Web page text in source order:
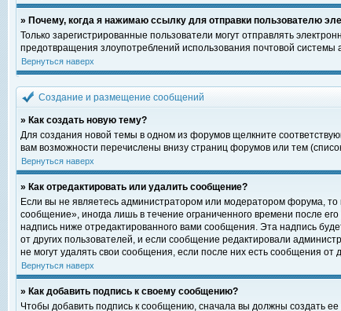
» Почему, когда я нажимаю ссылку для отправки пользователю
Только зарегистрированные пользователи могут отправлять
предотвращения злоупотреблений использования почтовой
Вернуться наверх
Создание и размещение сообщений
» Как создать новую тему?
Для создания новой темы в одном из форумов щелкните
вам возможности перечислены внизу страниц форумов или тем
Вернуться наверх
» Как отредактировать или удалить сообщение?
Если вы не являетесь администратором или модератором форума,
сообщение», иногда лишь в течение ограниченного времени после
надпись ниже отредактированного вами сообщения. Эта надпись
от других пользователей, и если сообщение редактировали
не могут удалять свои сообщения, если после них есть сообщения от
Вернуться наверх
» Как добавить подпись к своему сообщению?
Чтобы добавить подпись к сообщению, сначала вы должны создать